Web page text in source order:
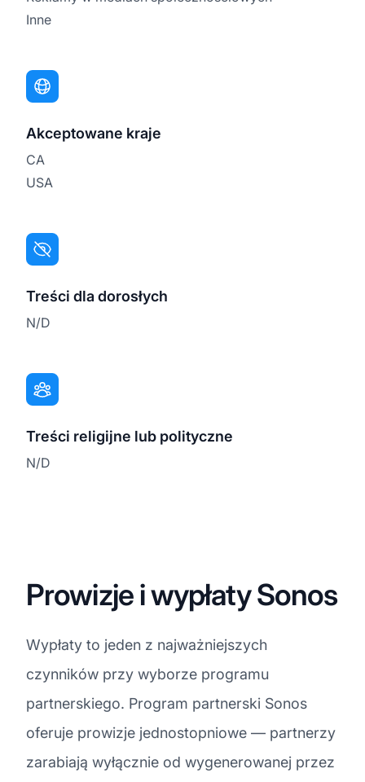
Inne
Akceptowane kraje
CA
USA
Treści dla dorosłych
N/D
Treści religijne lub polityczne
N/D
Prowizje i wypłaty Sonos
Wypłaty to jeden z najważniejszych
czynników przy wyborze programu
partnerskiego. Program partnerski Sonos
oferuje prowizje jednostopniowe — partnerzy
zarabiają wyłącznie od wygenerowanej przez